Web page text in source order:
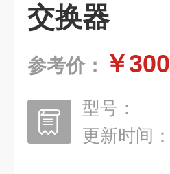
交换器
参考价： ￥300
型号：
更新时间：